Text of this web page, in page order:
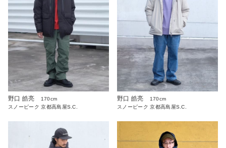
野口 皓亮
170cm
スノーピーク 京都高島屋S.C.
野口 皓亮
170cm
スノーピーク 京都高島屋S.C.